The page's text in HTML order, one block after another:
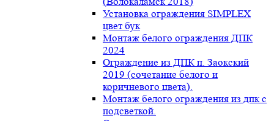
Установка ограждения SIMPLEX
цвет бук
Монтаж белого ограждения ДПК
2024
Ограждение из ДПК п. Заокский
2019 (сочетание белого и
коричневого цвета).
Монтаж белого ограждения из дпк с
подсветкой.